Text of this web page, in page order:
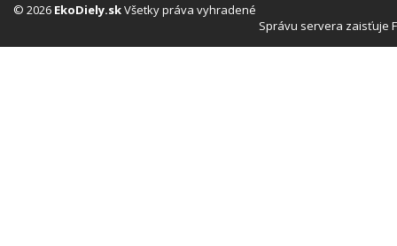
© 2026 EkoDiely.skVšetky práva vyhradené
Správu servera zaisťuje